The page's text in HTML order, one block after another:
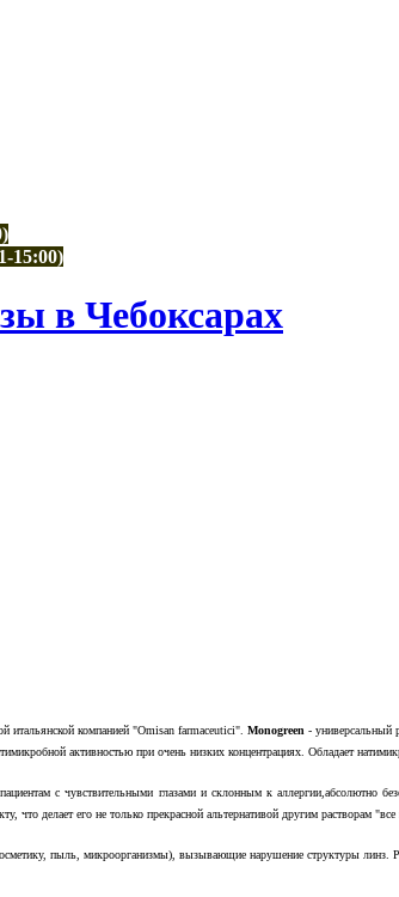
15:00)
в Чебоксарах
итальянской компанией "Omisan farmaceutici". Monogreen - универсальный
активностью при очень низких концентрациях. Обладает
с чувствительными глазами и склонным к аллергии,абсолютно
что делает его не только прекрасной альтернативой другим растворам
пыль, микроорганизмы), вызывающие нарушение структуры линз.